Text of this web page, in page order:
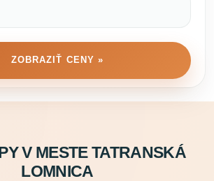
ZOBRAZIŤ CENY »
V MESTE TATRANSKÁ
LOMNICA